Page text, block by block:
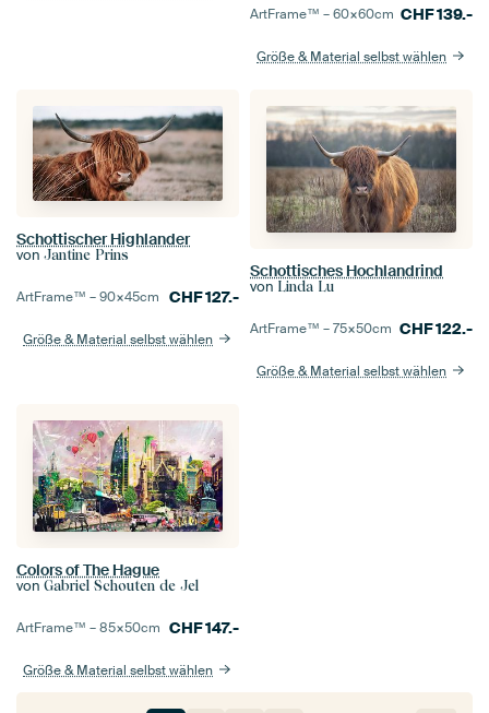
ArtFrame™ –60×60cm CHF139.-
Größe & Material selbst wählen
Schottischer Highlander
von Jantine Prins
ArtFrame™ –90×45cm CHF127.-
Größe & Material selbst wählen
Schottisches Hochlandrind
von Linda Lu
ArtFrame™ –75×50cm CHF122.-
Größe & Material selbst wählen
Colors of The Hague
von Gabriel Schouten de Jel
ArtFrame™ –85×50cm CHF147.-
Größe & Material selbst wählen